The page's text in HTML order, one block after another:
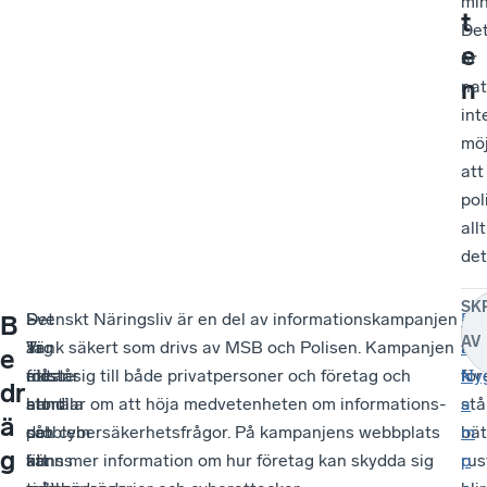
t
e
n
är
att
allt
B
e
dr
ä
g
Det
är
ett
stort
problem
att
–
Jag
förstår
att
det
känns
–
Vi
måste
anmäla
så
att
Svenskt Näringsliv är en del av informationskampanjen
Tänk säkert som drivs av MSB och Polisen. Kampanjen
riktar sig till både privatpersoner och företag och
handlar om att höja medvetenheten om informations-
och cybersäkerhetsfrågor. På kampanjens webbplats
finns mer information om hur företag kan skydda sig
–
P
å
k
a
m
p
AV